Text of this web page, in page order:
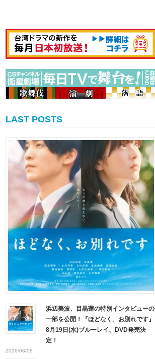
LAST POSTS
浜辺美波、目黒蓮の特別インタビューの
一部を公開！『ほどなく、お別れです』
8月19日(水)ブルーレイ、DVD発売決
定！
2026/08/08